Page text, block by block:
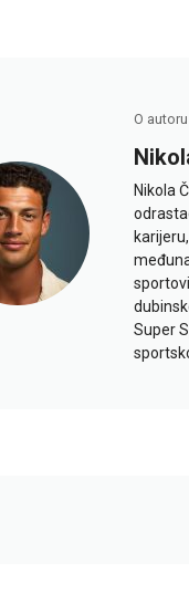
O autoru
Nikola
Super